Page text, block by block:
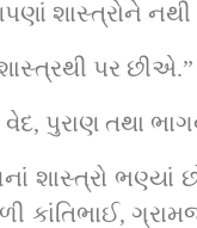
શાસ્ત્રોને નથી
પર છીએ.”
વેદ, પુરાણ તથા
શાસ્ત્રો
કાંતિભાઈ,